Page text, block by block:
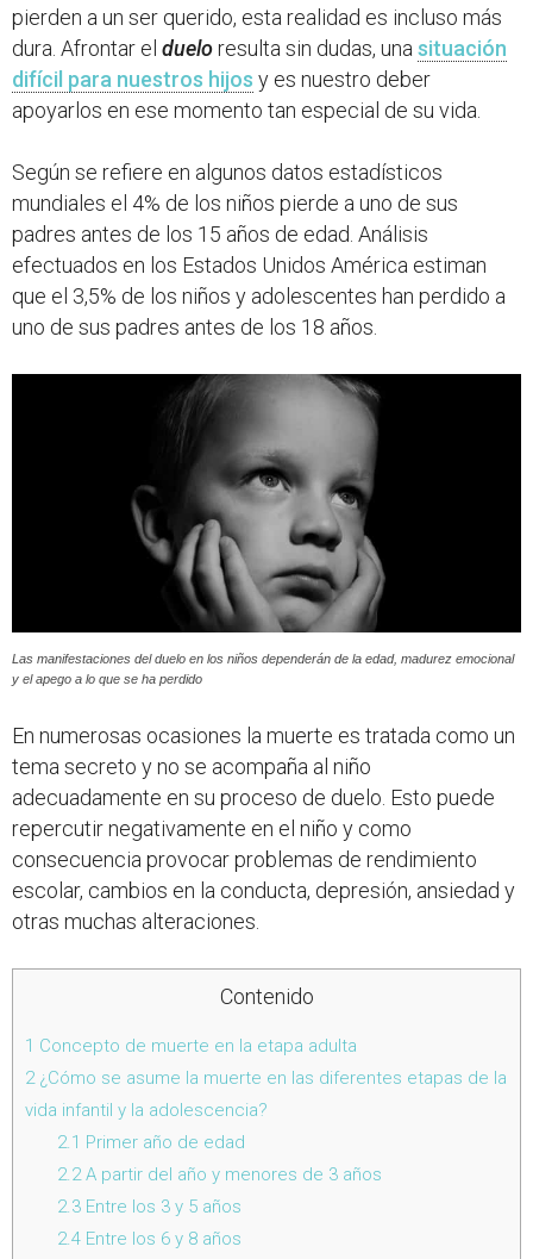
pierden a un ser querido, esta realidad es incluso más
dura. Afrontar el dueloresulta sin dudas, una situación
difícil para nuestros hijos y es nuestro deber
apoyarlos en ese momento tan especial de su vida.
Según se refiere en algunos datos estadísticos
mundiales el 4% de los niños pierde a uno de sus
padres antes de los 15 años de edad. Análisis
efectuados en los Estados Unidos América estiman
que el 3,5% de los niños y adolescentes han perdido a
uno de sus padres antes de los 18 años.
Las manifestaciones del duelo en los niños dependerán de la edad, madurez emocional
y el apego a lo que se ha perdido
En numerosas ocasiones la muerte es tratada como un
tema secreto y no se acompaña al niño
adecuadamente en su proceso de duelo. Esto puede
repercutir negativamente en el niño y como
consecuencia provocar problemas de rendimiento
escolar, cambios en la conducta, depresión, ansiedad y
otras muchas alteraciones.
Contenido
1 Concepto de muerte en la etapa adulta
2¿Cómo se asume la muerte en las diferentes etapas de la
vida infantil y la adolescencia?
2.1 Primer año de edad
2.2A partir del año y menores de 3 años
2.3 Entre los 3 y 5 años
2.4 Entre los 6 y 8 años